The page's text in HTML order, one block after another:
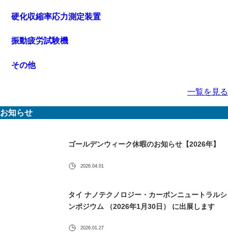
硬化収縮率応力測定装置
振動疲労試験機
その他
一覧を見る
お知らせ
ゴールデンウィーク休暇のお知らせ【2026年】
2026.04.01
タイ ナノテクノロジー・カーボンニュートラルシ
ンポジウム （2026年1月30日） に出展します
2026.01.27